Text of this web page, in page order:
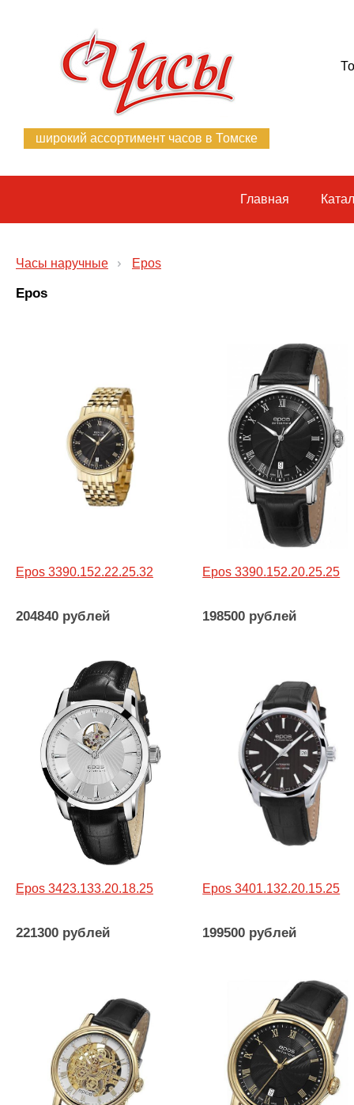
широкий ассортимент часов в Томске
Главная
Часы наручные Epos
Epos
Epos 3390.152.22.25.32
204840 рублей
Epos 3390.152.20.25.25
198500 рублей
Epos 3423.133.20.18.25
221300 рублей
Epos 3401.132.20.15.25
199500 рублей